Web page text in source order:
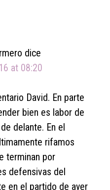
dice
at 08:20
David. En parte
bien es labor de
delante. En el
rifamos
terminan por
defensivas del
en el partido de ayer